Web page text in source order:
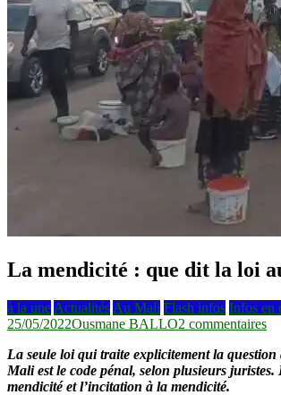
La mendicité : que dit la loi
à la une Actualités Au Mali Flash infos Infos en
25/05/2022Ousmane BALLO2 commentairessur
:
La seule loi qui traite explicitement la question
Mali est le code pénal, selon plusieurs
mendicité et l’incitation à la mendicité.